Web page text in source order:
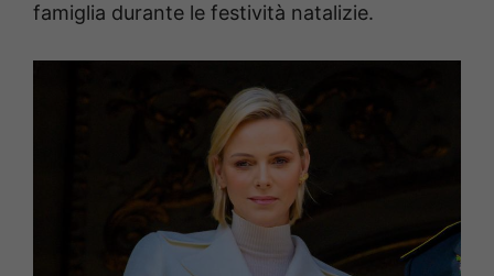
famiglia durante le festività natalizie.